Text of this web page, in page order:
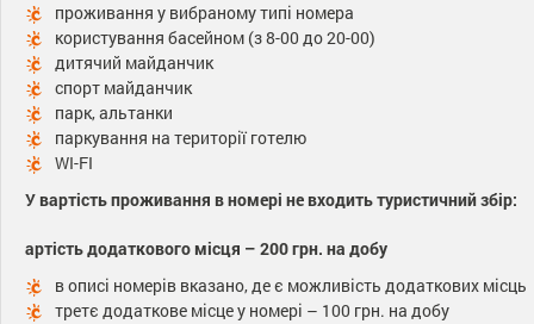
проживання у вибраному типі номера
користування басейном (з 8-00 до 20-00)
дитячий майданчик
спорт майданчик
парк, альтанки
паркування на території готелю
WI-FI
У вартість проживання в номері не входить туристичний збір:
артість додаткового місця – 200 грн. на добу
в описі номерів вказано, де є можливість додаткових місць
третє додаткове місце у номері – 100 грн. на добу